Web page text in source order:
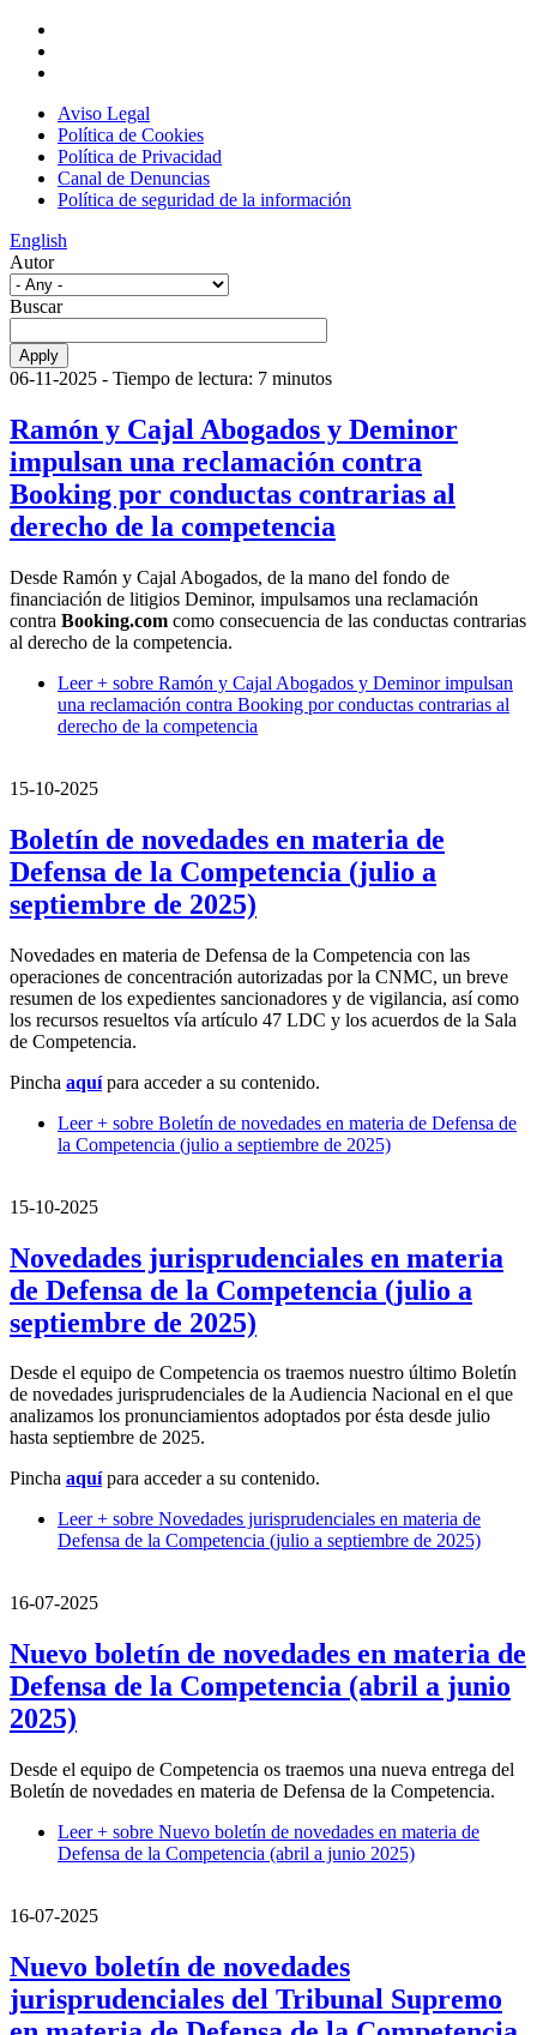
Aviso Legal
Política de Cookies
Política de Privacidad
Canal de Denuncias
Política de seguridad de la información
English
Autor
Buscar
06-11-2025 - Tiempo de lectura: 7 minutos
Ramón y Cajal Abogados y Deminor
impulsan una reclamación contra
Booking por conductas contrarias al
derecho de la competencia
Desde Ramón y Cajal Abogados, de la mano del fondo de
financiación de litigios Deminor, impulsamos una reclamación
contra Booking.com como consecuencia de las conductas contrarias
al derecho de la competencia.
Leer + sobre Ramón y Cajal Abogados y Deminor impulsan
una reclamación contra Booking por conductas contrarias al
derecho de la competencia
15-10-2025
Boletín de novedades en materia de
Defensa de la Competencia (julio a
septiembre de 2025)
Novedades en materia de Defensa de la Competencia con las
operaciones de concentración autorizadas por la CNMC, un breve
resumen de los expedientes sancionadores y de vigilancia, así como
los recursos resueltos vía artículo 47 LDC y los acuerdos de la Sala
de Competencia.
Pincha aquípara acceder a su contenido.
Leer + sobre Boletín de novedades en materia de Defensa de
la Competencia (julio a septiembre de 2025)
15-10-2025
Novedades jurisprudenciales en materia
de Defensa de la Competencia (julio a
septiembre de 2025)
Desde el equipo de Competencia os traemos nuestro último Boletín
de novedades jurisprudenciales de la Audiencia Nacional en el que
analizamos los pronunciamientos adoptados por ésta desde julio
hasta septiembre de 2025.
Pincha aquí para acceder a su contenido.
Leer + sobre Novedades jurisprudenciales en materia de
Defensa de la Competencia (julio a septiembre de 2025)
16-07-2025
Nuevo boletín de novedades en materia de
Defensa de la Competencia (abril a junio
2025)
Desde el equipo de Competencia os traemos una nueva entrega del
Boletín de novedades en materia de Defensa de la Competencia.
Leer + sobre Nuevo boletín de novedades en materia de
Defensa de la Competencia (abril a junio 2025)
16-07-2025
Nuevo boletín de novedades
jurisprudenciales del Tribunal Supremo